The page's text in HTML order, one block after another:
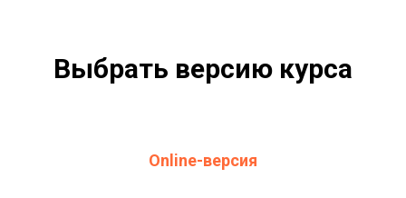
Выбрать версию курса
Online-версия